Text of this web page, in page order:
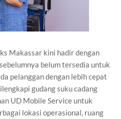
Makassar kini hadir dengan
belum tersedia untuk
pelanggan dengan lebih cepat
gudang suku cadang
UD Mobile Service untuk
lokasi operasional, ruang